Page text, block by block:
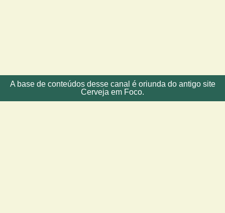
A base de conteúdos desse canal é oriunda do antigo site
Cerveja em Foco.